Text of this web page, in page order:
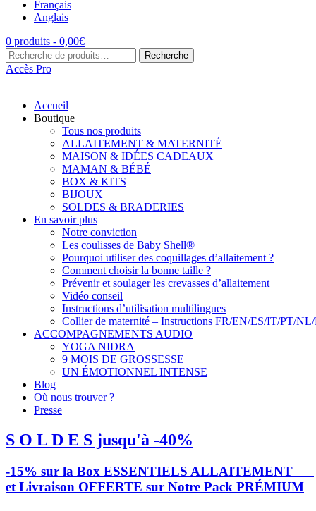
Français
Anglais
0 produits - 0,00€
Recherche
pour :
Recherche
Accès Pro
Accueil
Boutique
Tous nos produits
ALLAITEMENT & MATERNITÉ
MAISON & IDÉES CADEAUX
MAMAN & BÉBÉ
BOX & KITS
BIJOUX
SOLDES & BRADERIES
En savoir plus
Notre conviction
Les coulisses de Baby Shell®
Pourquoi utiliser des coquillages d’allaitement ?
Comment choisir la bonne taille ?
Prévenir et soulager les crevasses d’allaitement
Vidéo conseil
Instructions d’utilisation multilingues
Collier de maternité – Instructions FR/EN/ES/IT/PT/
ACCOMPAGNEMENTS AUDIO
YOGA NIDRA
9 MOIS DE GROSSESSE
UN ÉMOTIONNEL INTENSE
Blog
Où nous trouver ?
Presse
S O L D E S jusqu'à -40%
-15% sur la Box ESSENTIELS ALLAITEMENT
et Livraison OFFERTE sur Notre Pack PRÉMIUM